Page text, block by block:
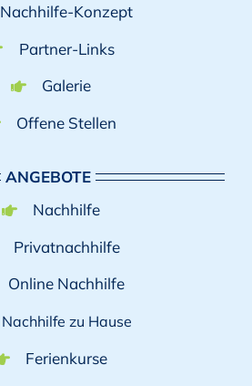
Nachhilfe-Konzept
Partner-Links
Galerie
Offene Stellen
ANGEBOTE
Nachhilfe
Privatnachhilfe
Online Nachhilfe
Nachhilfe zu Hause
Ferienkurse